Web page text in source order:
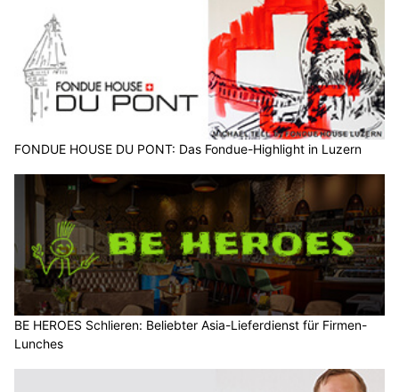
FONDUE HOUSE DU PONT: Das Fondue-Highlight in Luzern
BE HEROES Schlieren: Beliebter Asia-Lieferdienst für Firmen-
Lunches